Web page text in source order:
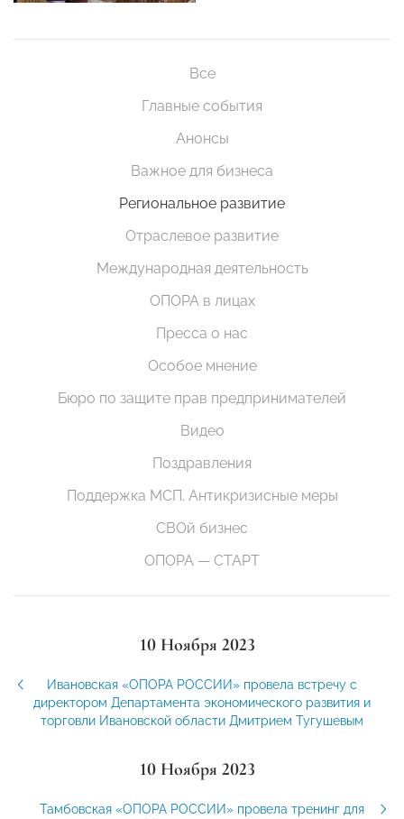
Все
Главные события
Анонсы
Важное для бизнеса
Региональное развитие
Отраслевое развитие
Международная деятельность
ОПОРА в лицах
Пресса о нас
Особое мнение
Бюро по защите прав предпринимателей
Видео
Поздравления
Поддержка МСП. Антикризисные меры
СВОй бизнес
ОПОРА — СТАРТ
10 Ноября 2023
Ивановская «ОПОРА РОССИИ» провела встречу с
директором Департамента экономического развития и
торговли Ивановской области Дмитрием Тугушевым
10 Ноября 2023
Тамбовская «ОПОРА РОССИИ» провела тренинг для